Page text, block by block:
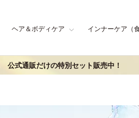
ヘア＆ボディケア インナーケア（
公式通販だけの特別セット販売中！